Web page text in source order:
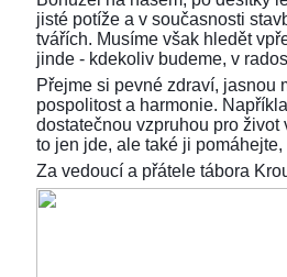
jisté potíže a v současnosti
tvářích. Musíme však hledět
jinde - kdekoliv budeme, v
Přejme si pevné zdraví, jasnou
pospolitost a harmonie.
dostatečnou vzpruhou pro
to jen jde, ale také ji
Za vedoucí a přátele tábora